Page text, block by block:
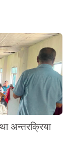
अन्तरक्रिया